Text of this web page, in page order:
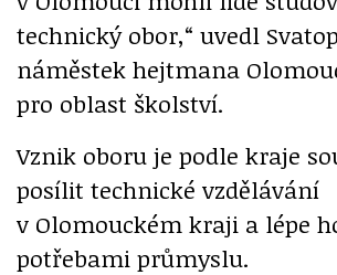
technický obor,“ uvedl
náměstek hejtmana
pro oblast školství.
Vznik oboru je podle kraje
posílit technické vzdělávání
v Olomouckém kraji a lépe
potřebami průmyslu.